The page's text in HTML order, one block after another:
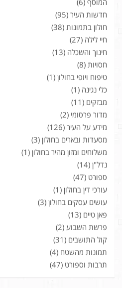
המוסף (6)
חדשות העיר (95)
חולון בתמונות (38)
חיי לילה (27)
חינוך והשכלה (13)
חסויות (8)
טיפוח ויופי בחולון (1)
כלי נגינה (1)
מבזקים (11)
מדור פרסומי (2)
מידע על העיר (126)
מסעדות ובארים בחולון (3)
משלוחים ומזון מהיר בחולון (1)
נדל"ן (14)
ספורט (47)
עורכי דין בחולון (1)
עושים עסקים בחולון (3)
פאן טיים (13)
פרשת השבוע (2)
קול התושבים (31)
תמונות מהשטח (4)
תרבות וספורט (47)